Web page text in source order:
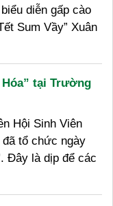
diễn gấp cào
Sum Vầy” Xuân
tại Trường
Hội Sinh Viên
tổ chức ngày
Đây là dịp để các